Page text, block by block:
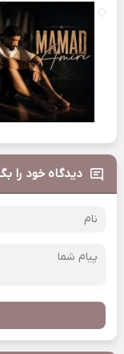
دیدگاه خود را